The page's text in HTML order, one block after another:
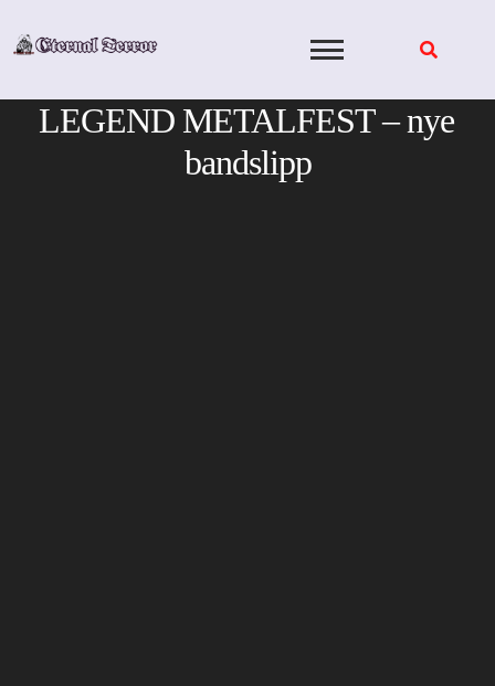
LEGEND METALFEST – nye
bandslipp